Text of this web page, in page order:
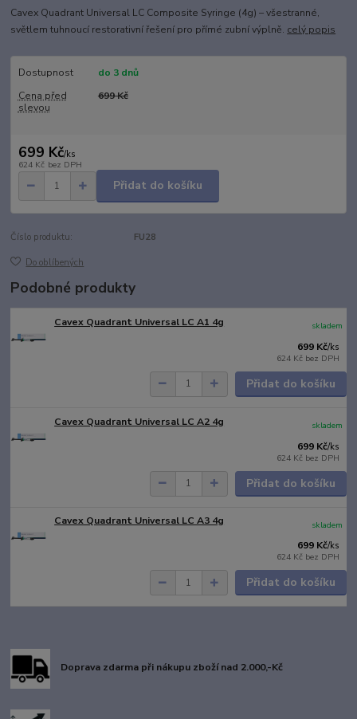
Cavex Quadrant Universal LC Composite Syringe (4g) – všestranné,
světlem tuhnoucí restorativní řešení pro přímé zubní výplně. celý popis
Dostupnost
do 3 dnů
Cena před
slevou
699 Kč
699 Kč/ks
624 Kč bez DPH
Přidat do košíku
Číslo produktu: FU28
Do oblíbených
Podobné produkty
Cavex Quadrant Universal LC A1 4g
699 Kč/ks
624 Kč bez DPH
skladem
Přidat do košíku
Cavex Quadrant Universal LC A2 4g
699 Kč/ks
624 Kč bez DPH
skladem
Přidat do košíku
Cavex Quadrant Universal LC A3 4g
699 Kč/ks
624 Kč bez DPH
skladem
Přidat do košíku
Doprava zdarma při nákupu zboží nad 2.000,-Kč